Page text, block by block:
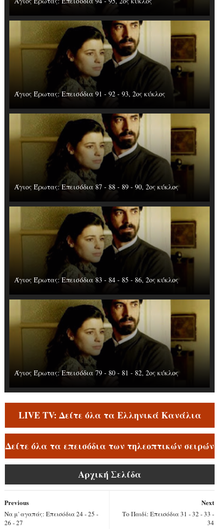
Άγιος Έρωτας: Επεισόδια 91 - 92 - 93, 2ος κύκλος
Άγιος Έρωτας: Επεισόδια 87 - 88 - 89 - 90, 2ος κύκλος
Άγιος Έρωτας: Επεισόδια 83 - 84 - 85 - 86, 2ος κύκλος
Άγιος Έρωτας: Επεισόδια 79 - 80 - 81 - 82, 2ος κύκλος
LIVE TV: Δείτε όλα τα Ελληνικά Κανάλια
Δείτε όλα τα επεισόδια των τηλεοπτικών σειρών
Αρχική Σελίδα
Next
Το Παιδί: Επεισόδια 31 - 32 - 33 -
34
Previous
Να μ' αγαπάς: Επεισόδια 24 - 25 -
26 - 27